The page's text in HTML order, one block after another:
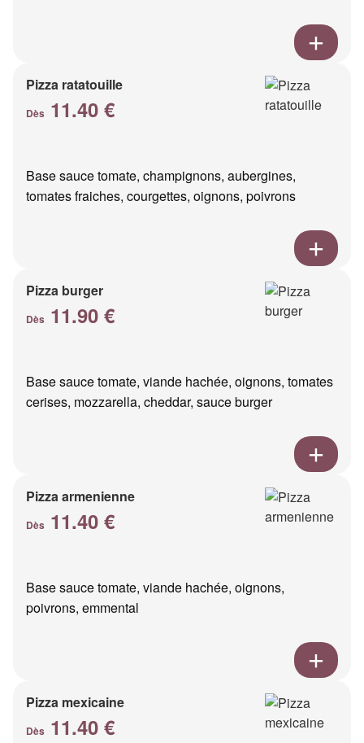
Pizza ratatouille
Dès 11.40 €
Base sauce tomate, champignons, aubergines,
tomates fraiches, courgettes, oignons, poivrons
Pizza burger
Dès 11.90 €
Base sauce tomate, viande hachée, oignons, tomates
cerises, mozzarella, cheddar, sauce burger
Pizza armenienne
Dès 11.40 €
Base sauce tomate, viande hachée, oignons,
poivrons, emmental
Pizza mexicaine
Dès 11.40 €